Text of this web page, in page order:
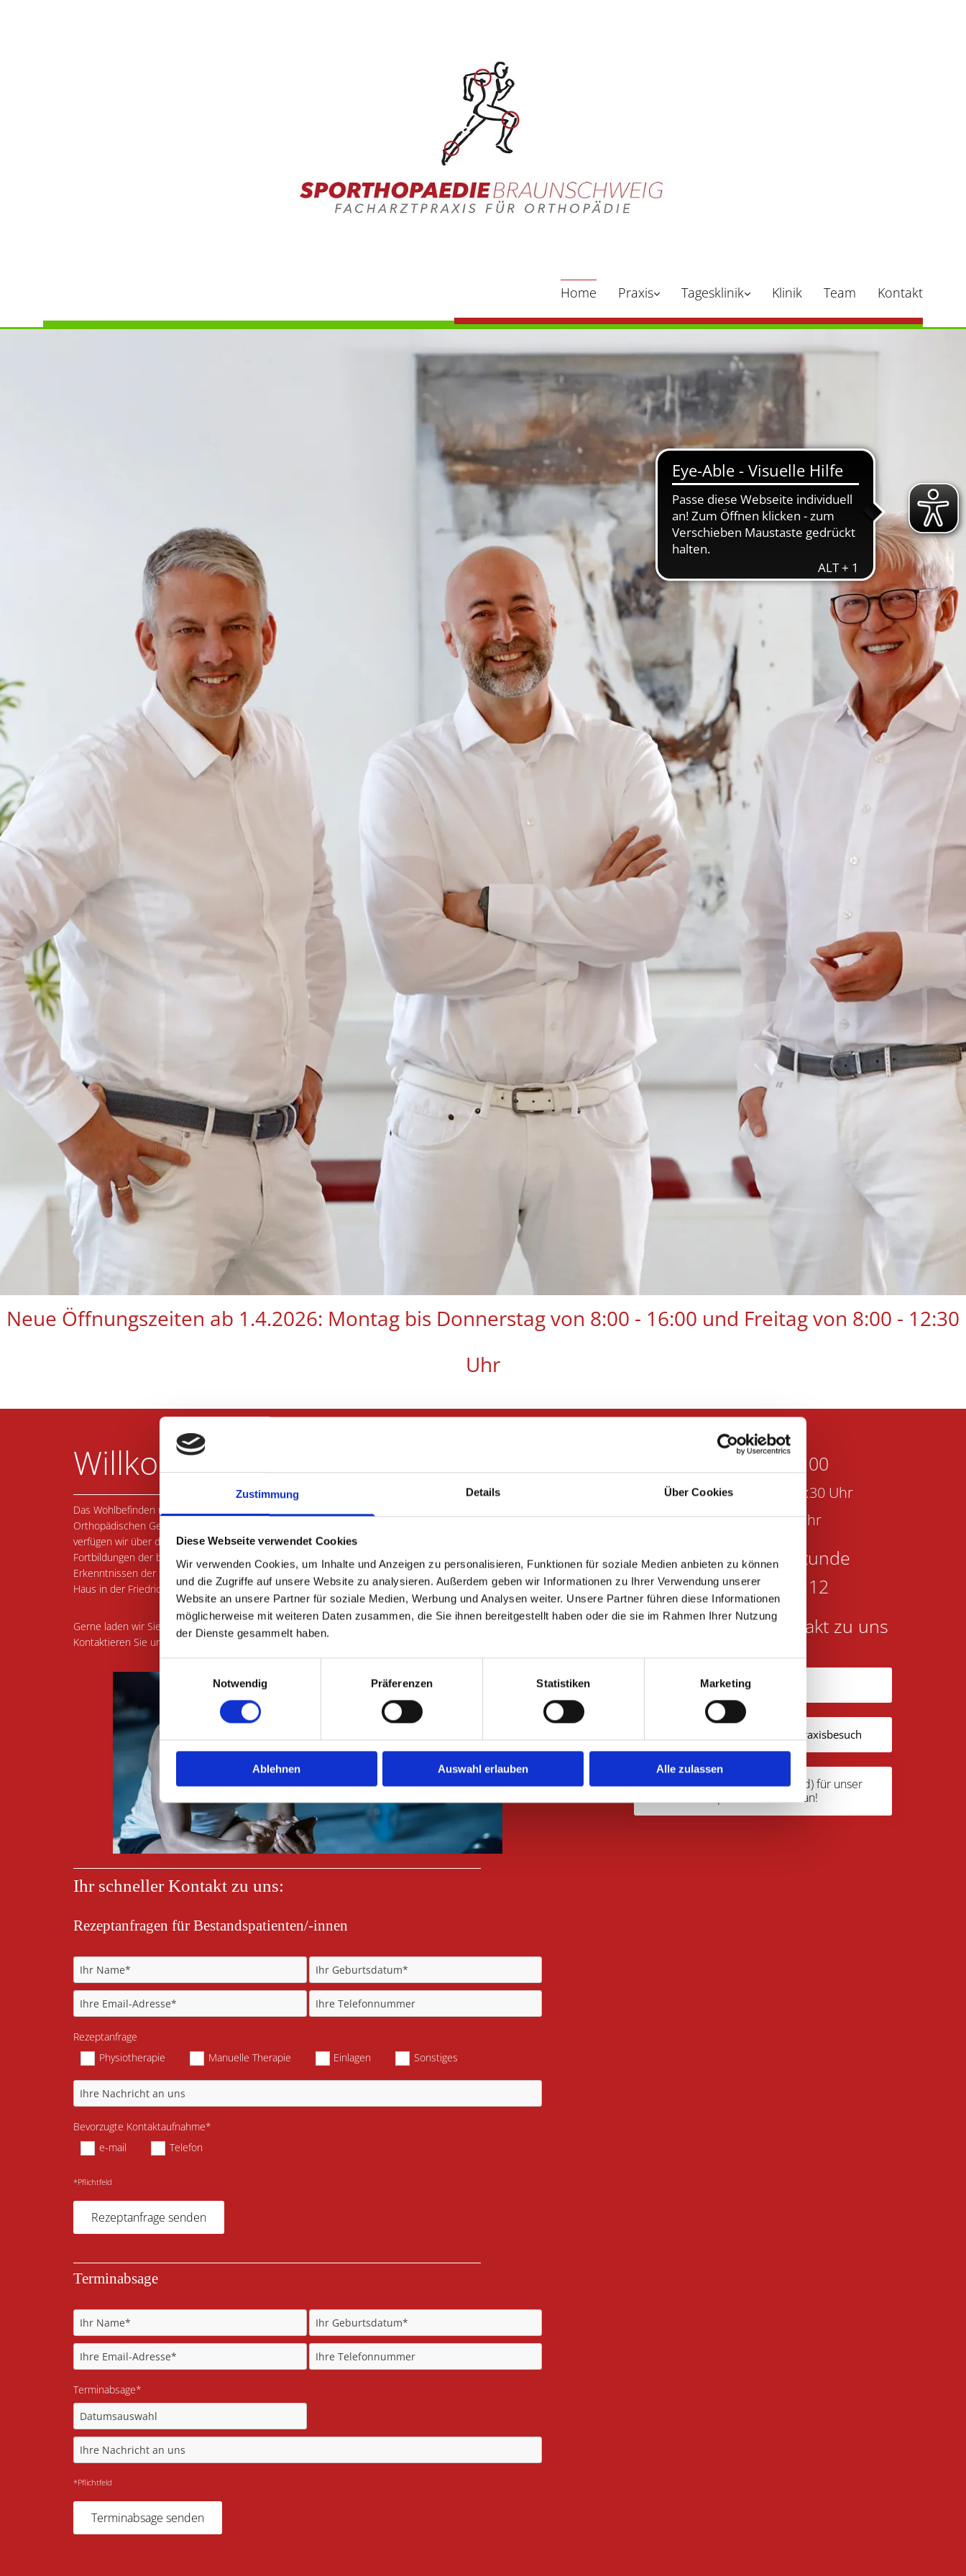
Zustimmung Details Über Cookies
Diese Webseite verwendet Cookies
Wir verwenden Cookies, um Inhalte und Anzeigen zu personalisieren, Funktionen für soziale Medien anbieten zu können
und die Zugriffe auf unsere Website zu analysieren. Außerdem geben wir Informationen zu Ihrer Verwendung unserer
Website an unsere Partner für soziale Medien, Werbung und Analysen weiter. Unsere Partner führen diese Informationen
möglicherweise mit weiteren Daten zusammen, die Sie ihnen bereitgestellt haben oder die sie im Rahmen Ihrer Nutzung
der Dienste gesammelt haben.
Notwendig
Präferenzen Statistiken Marketing
Ablehnen Auswahl erlauben Alle zulassen
Home Praxis Tagesklinik Klinik Team Kontakt
Neue Öffnungszeiten ab 1.4.2026: Montag bis Donnerstag von 8:00 - 16:00 und Freitag von 8:00 - 12:30
Uhr
Willkommen in unserer Praxis
Das Wohlbefinden unserer Patienten - sich jederzeit gut aufgehoben fühlen - das hat in unserer
Orthopädischen Gemeinschaftspraxis in Braunschweig höchste Priorität. Mit langjähriger Erfahrung
verfügen wir über das nötige Know-How, um die für Sie optimale Therapie zu gestalten. Regelmäßige
Fortbildungen der behandelnden Ärzte und Mitarbeiter garantieren, dass wir Sie nach modernsten
Erkenntnissen der Medizin optimal behandeln können. Die dafür nötige Medizin-Technik ist in unserem
Haus in der Friedrich-Wilhelm-Straße stets auf dem neuesten Stand.
Gerne laden wir Sie ein, sich auf den folgenden Seiten über unsere Gemeinschaftspraxis zu informieren.
Kontaktieren Sie uns telefonisch, um einen persönlichen Beratungstermin zu vereinbaren.
Ihr schneller Kontakt zu uns:
Rezeptanfragen für Bestandspatienten/-innen
Rezeptanfrage
Physiotherapie
Manuelle Therapie Einlagen Sonstiges
Bevorzugte Kontaktaufnahme*
e-mail
Telefon
*Pflichtfeld
Terminabsage
Terminabsage*
*Pflichtfeld
0531 - 120 66 00
Mo-Do: 08:00 - 15:30 Uhr
Fr: 08:00 - 12:30 Uhr
Privatsprechstunde
0531 - 120 66 12
Ihr E-Mailkontakt zu uns
Ihr Weg zu uns
Anamnesebogen für Ihren Praxisbesuch
Wir suchen Verstärkung (m/w/d) für unser
Team! Bitte sprechen Sie uns an!